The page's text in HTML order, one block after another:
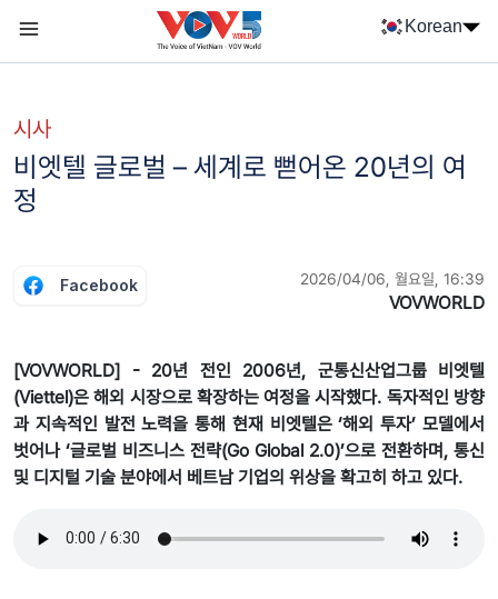
Korean
시사
비엣텔 글로벌 – 세계로 뻗어온 20년의 여
정
Facebook 2026/04/06, 월요일, 16:39
VOVWORLD
[VOVWORLD] - 20년 전인 2006년, 군통신산업그룹 비엣텔
(Viettel)은 해외 시장으로 확장하는 여정을 시작했다. 독자적인 방향
과 지속적인 발전 노력을 통해 현재 비엣텔은 ‘해외 투자’ 모델에서
벗어나 ‘글로벌 비즈니스 전략(Go Global 2.0)’으로 전환하며, 통신
및 디지털 기술 분야에서 베트남 기업의 위상을 확고히 하고 있다.